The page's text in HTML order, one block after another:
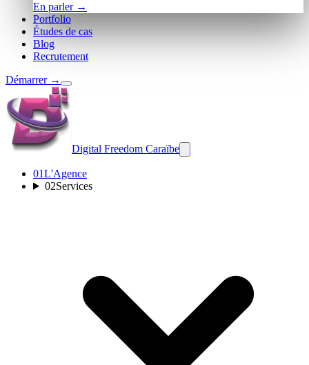
En parler →
Portfolio
Études de cas
Blog
Recrutement
Démarrer →
Digital Freedom Caraïbe
01L'Agence
02Services